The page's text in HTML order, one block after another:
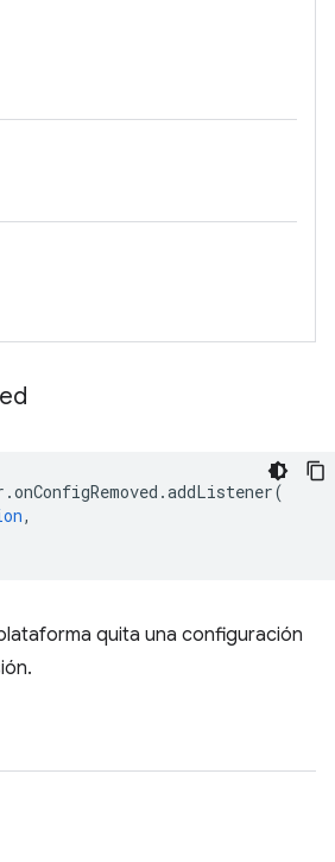
.onConfigRemoved .addListener(
,
quita una configuración